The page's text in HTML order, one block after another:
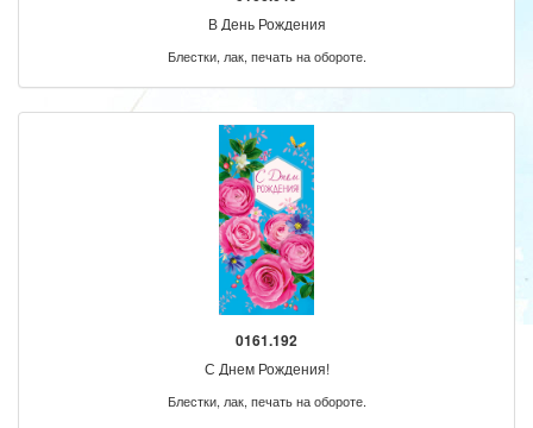
В День Рождения
Блестки, лак, печать на обороте.
0161.192
С Днем Рождения!
Блестки, лак, печать на обороте.